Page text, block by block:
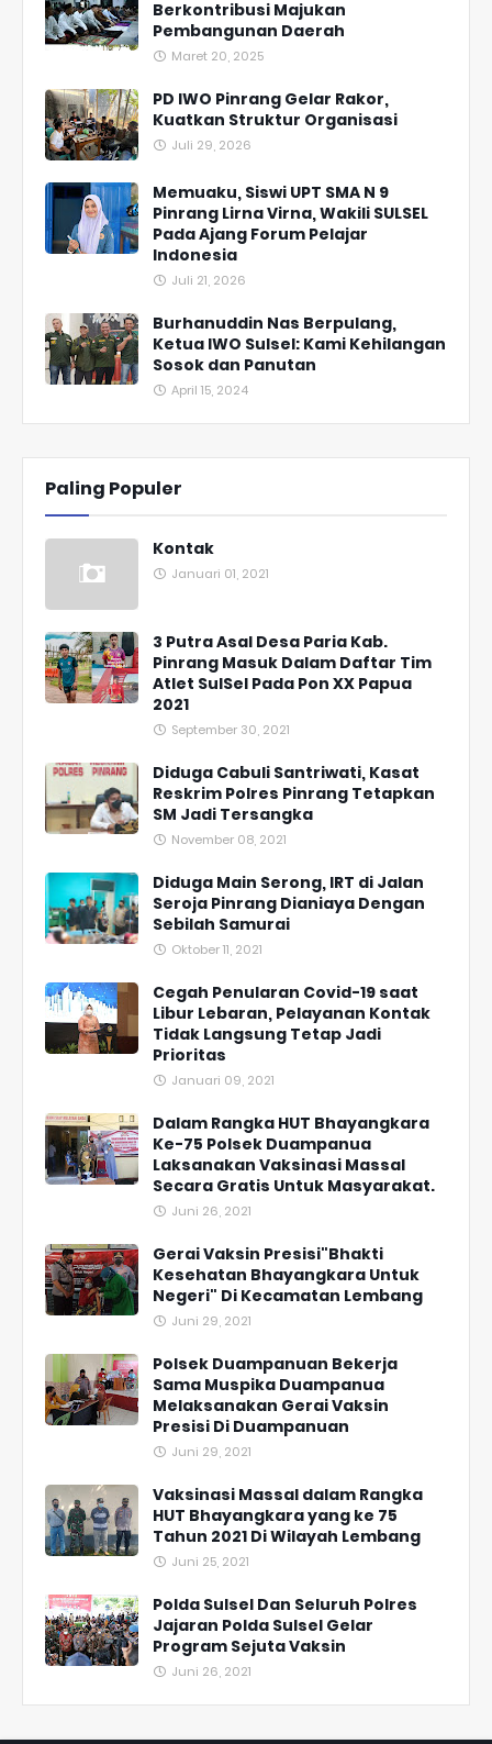
Berkontribusi Majukan
Pembangunan Daerah
Maret 20, 2025
PD IWO Pinrang Gelar Rakor,
Kuatkan Struktur Organisasi
Juli 29, 2026
Memuaku, Siswi UPT SMA N 9
Pinrang Lirna Virna, Wakili SULSEL
Pada Ajang Forum Pelajar
Indonesia
Juli 21, 2026
Burhanuddin Nas Berpulang,
Ketua IWO Sulsel: Kami Kehilangan
Sosok dan Panutan
April 15, 2024
Paling Populer
Kontak
Januari 01, 2021
3 Putra Asal Desa Paria Kab.
Pinrang Masuk Dalam Daftar Tim
Atlet SulSel Pada Pon XX Papua
2021
September 30, 2021
Diduga Cabuli Santriwati, Kasat
Reskrim Polres Pinrang Tetapkan
SM Jadi Tersangka
November 08, 2021
Diduga Main Serong, IRT di Jalan
Seroja Pinrang Dianiaya Dengan
Sebilah Samurai
Oktober 11, 2021
Cegah Penularan Covid-19 saat
Libur Lebaran, Pelayanan Kontak
Tidak Langsung Tetap Jadi
Prioritas
Januari 09, 2021
Dalam Rangka HUT Bhayangkara
Ke-75 Polsek Duampanua
Laksanakan Vaksinasi Massal
Secara Gratis Untuk Masyarakat.
Juni 26, 2021
Gerai Vaksin Presisi"Bhakti
Kesehatan Bhayangkara Untuk
Negeri" Di Kecamatan Lembang
Juni 29, 2021
Polsek Duampanuan Bekerja
Sama Muspika Duampanua
Melaksanakan Gerai Vaksin
Presisi Di Duampanuan
Juni 29, 2021
Vaksinasi Massal dalam Rangka
HUT Bhayangkara yang ke 75
Tahun 2021 Di Wilayah Lembang
Juni 25, 2021
Polda Sulsel Dan Seluruh Polres
Jajaran Polda Sulsel Gelar
Program Sejuta Vaksin
Juni 26, 2021